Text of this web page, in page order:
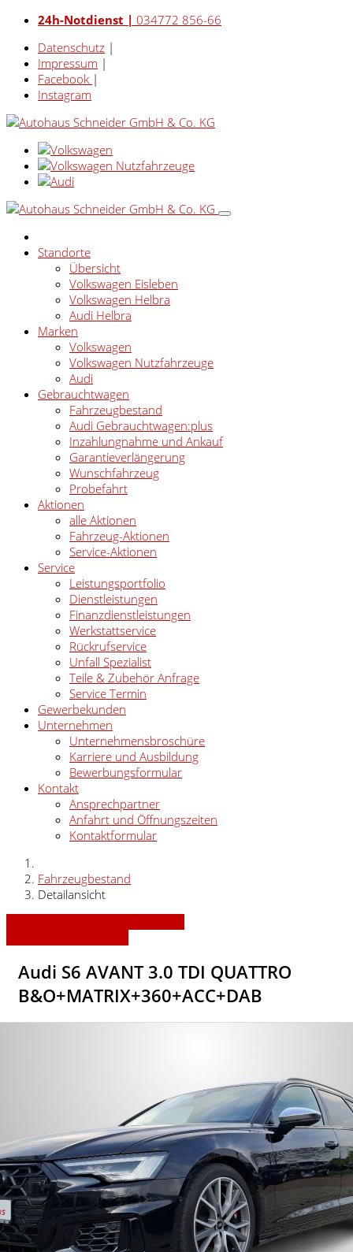
24h-Notdienst | 034772 856-66
Datenschutz |
Impressum |
Facebook |
Instagram
Standorte
Übersicht
Volkswagen Eisleben
Volkswagen Helbra
Audi Helbra
Marken
Volkswagen
Volkswagen Nutzfahrzeuge
Audi
Gebrauchtwagen
Fahrzeugbestand
Audi Gebrauchtwagen:plus
Inzahlungnahme und Ankauf
Garantieverlängerung
Wunschfahrzeug
Probefahrt
Aktionen
alle Aktionen
Fahrzeug-Aktionen
Service-Aktionen
Service
Leistungsportfolio
Dienstleistungen
Finanzdienstleistungen
Werkstattservice
Rückrufservice
Unfall Spezialist
Teile & Zubehör Anfrage
Service Termin
Gewerbekunden
Unternehmen
Unternehmensbroschüre
Karriere und Ausbildung
Bewerbungsformular
Kontakt
Ansprechpartner
Anfahrt und Öffnungszeiten
Kontaktformular
Fahrzeugbestand
Detailansicht
Audi S6 AVANT 3.0 TDI QUATTRO
B&O+MATRIX+360+ACC+DAB